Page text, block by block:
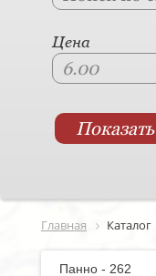
Цена
Главная Каталог
Панно - 262